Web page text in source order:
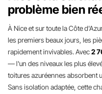
problème bien
À Nice et sur toute la Côte
les premiers beaux jours, les
rapidement invivables. Avec2
— l'un des niveaux les plus
toitures azuréennes absorbent
Sans isolation adaptée, cette